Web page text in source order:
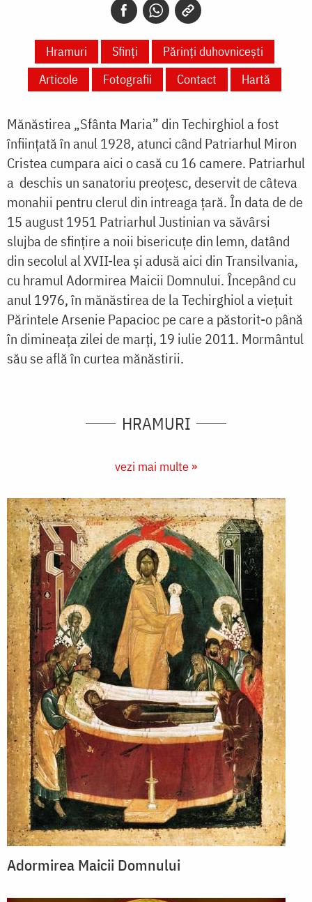
Hramuri Sfinți
Părinți duhovnicești
Articole
Fotografii Contact Hartă
Mănăstirea „Sfânta Maria” din Techirghiol a fost
înființată în anul 1928, atunci când Patriarhul Miron
Cristea cumpara aici o casă cu 16 camere. Patriarhul
a deschis un sanatoriu preoțesc, deservit de câteva
monahii pentru clerul din intreaga țară. În data de de
15 august 1951 Patriarhul Justinian va săvârsi
slujba de sfințire a noii bisericuțe din lemn, datând
din secolul al XVII-lea și adusă aici din Transilvania,
cu hramul Adormirea Maicii Domnului. Începând cu
anul 1976, în mănăstirea de la Techirghiol a viețuit
Părintele Arsenie Papacioc pe care a păstorit-o până
în dimineața zilei de marți, 19 iulie 2011. Mormântul
său se află în curtea mănăstirii.
HRAMURI
vezi mai multe »
Adormirea Maicii Domnului